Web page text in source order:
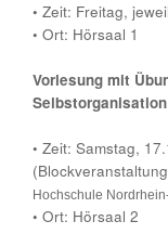
• Zeit: Freitag,
• Ort: Hörsaal 1
Vorlesung mit
• Zeit: Samstag,
Hochschule
• Ort: Hörsaal 2